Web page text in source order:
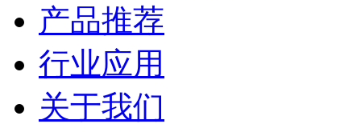
产品推荐
行业应用
关于我们